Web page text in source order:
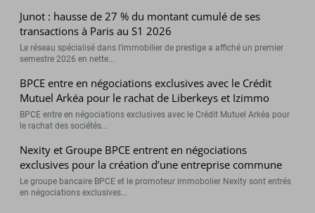
Junot : hausse de 27 % du montant cumulé de ses
transactions à Paris au S1 2026
Le réseau spécialisé dans l’immobilier de prestige a affiché un premier
semestre 2026 en nette...
BPCE entre en négociations exclusives avec le Crédit
Mutuel Arkéa pour le rachat de Liberkeys et Izimmo
BPCE entre en négociations exclusives avec le Crédit Mutuel Arkéa pour
le rachat des sociétés...
Nexity et Groupe BPCE entrent en négociations
exclusives pour la création d’une entreprise commune
Le groupe bancaire BPCE et le promoteur immobolier Nexity sont entrés
en négociations exclusives...